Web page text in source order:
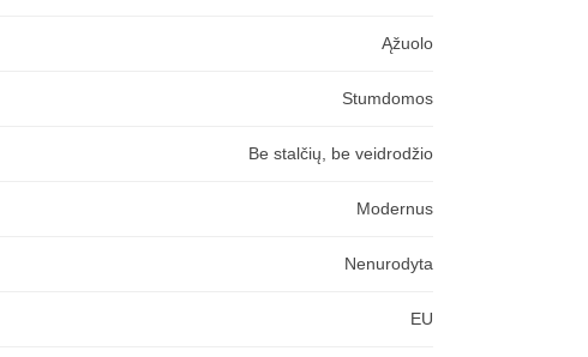
Ąžuolo
Stumdomos
Be stalčių, be veidrodžio
Modernus
Nenurodyta
EU